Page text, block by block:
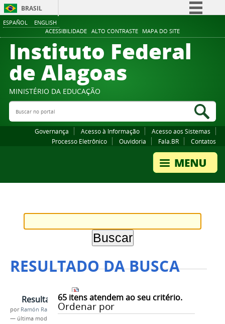
ESPAÑOL ENGLISH
ACESSIBILIDADE ALTO CONTRASTE MAPA DO SITE
BRASIL
Comunica BR
Participe
Canais
Instituto Federal
de Alagoas
MINISTÉRIO DA EDUCAÇÃO
Buscar no portal
Governança Acesso à Informação
Acesso aos Sistemas
Processo Eletrônico
Ouvidoria Fala.BR Contatos
RESULTADO DA BUSCA
65itens atendem ao seu critério.
Ordenar por
Resultado_Final_Edital_n_09_PRPPI.pdf
por Ramón Ramalho
— última modificação